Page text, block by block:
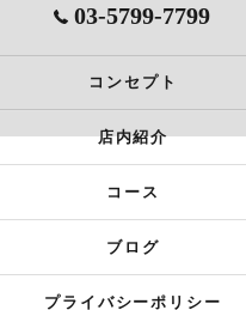
03-5799-7799
コンセプト
店内紹介
コース
ブログ
プライバシーポリシー